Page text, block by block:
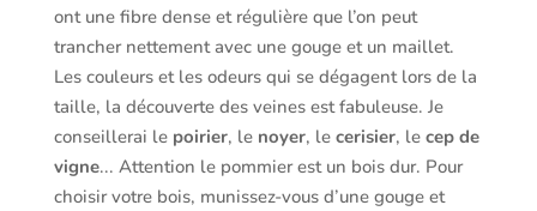
ont une fibre dense et régulière que l’on peut
trancher nettement avec une gouge et un maillet.
Les couleurs et les odeurs qui se dégagent lors de la
taille, la découverte des veines est fabuleuse. Je
conseillerai le poirier, le noyer, le cerisier, le cep de
vigne... Attention le pommier est un bois dur. Pour
choisir votre bois, munissez-vous d’une gouge et